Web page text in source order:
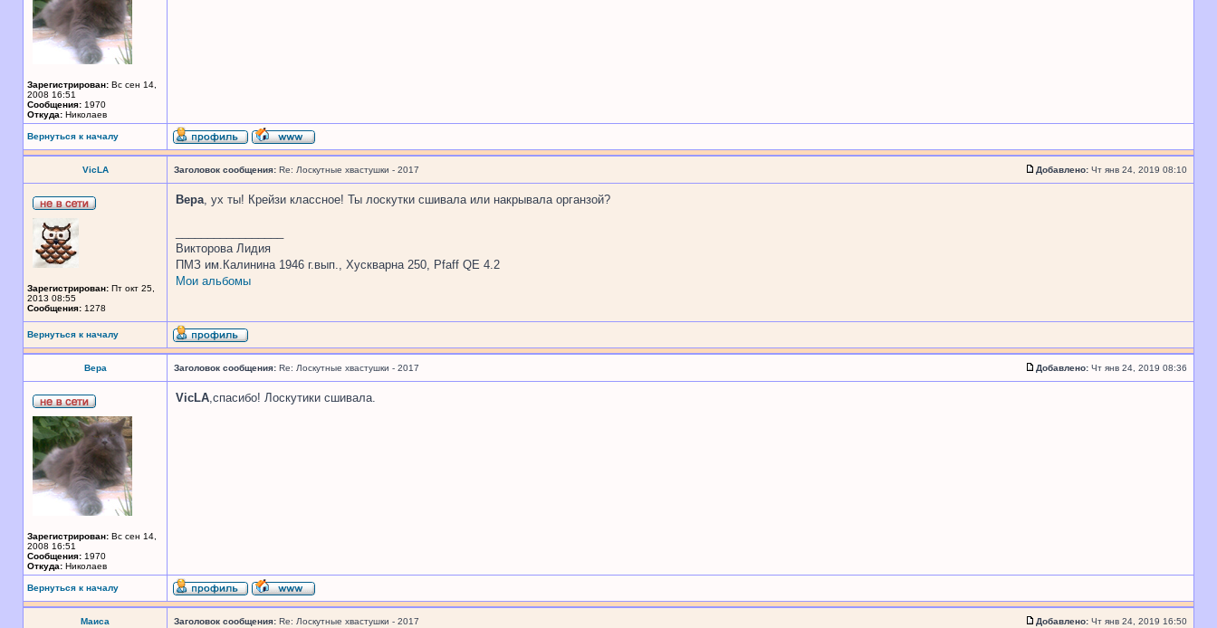
Зарегистрирован: Вс сен 14,
2008 16:51
Сообщения: 1970
Откуда: Николаев
Вернуться к началу
VicLA Заголовок сообщения: Re: Лоскутные хвастушки - 2017 Добавлено: Чт янв 24, 2019 08:10
Зарегистрирован: Пт окт 25,
2013 08:55
Сообщения: 1278
Вера, ух ты! Крейзи классное! Ты лоскутки сшивала или накрывала органзой?
Викторова Лидия
ПМЗ им.Калинина 1946 г.вып., Хускварна 250, Pfaff QE 4.2
Мои альбомы
Вернуться к началу
Вера Заголовок сообщения: Re: Лоскутные хвастушки - 2017 Добавлено: Чт янв 24, 2019 08:36
Зарегистрирован: Вс сен 14,
2008 16:51
Сообщения: 1970
Откуда: Николаев
VicLA,спасибо! Лоскутики сшивала.
Вернуться к началу
Маиса Заголовок сообщения: Re: Лоскутные хвастушки - 2017 Добавлено: Чт янв 24, 2019 16:50